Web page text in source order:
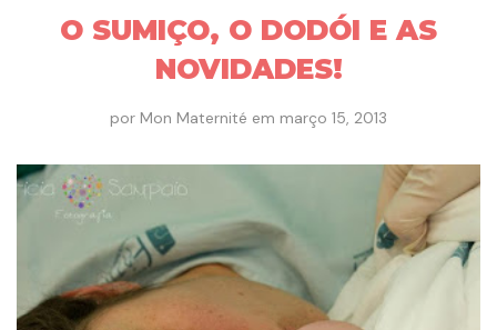
O SUMIÇO, O DODÓI E AS
NOVIDADES!
por Mon Maternité em março 15, 2013